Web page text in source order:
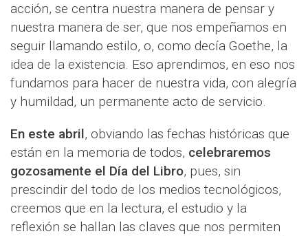
acción, se centra nuestra manera de pensar y
nuestra manera de ser, que nos empeñamos en
seguir llamando estilo, o, como decía Goethe, la
idea de la existencia. Eso aprendimos, en eso nos
fundamos para hacer de nuestra vida, con alegría
y humildad, un permanente acto de servicio.
En este abril, obviando las fechas históricas que
están en la memoria de todos, celebraremos
gozosamente el Día del Libro, pues, sin
prescindir del todo de los medios tecnológicos,
creemos que en la lectura, el estudio y la
reflexión se hallan las claves que nos permiten